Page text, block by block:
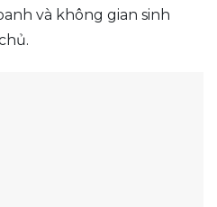
và không gian sinh